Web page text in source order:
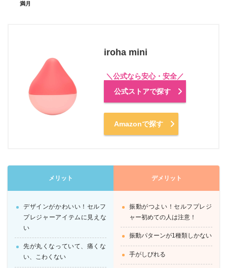
満月
iroha mini
公式ストアで探す
Amazonで探す
メリット
デザインがかわいい！セルフ
プレジャーアイテムに見えな
い
先が丸くなっていて、痛くな
い、こわくない
デメリット
振動がつよい！セルフプレジ
ャー初めての人は注意！
振動パターンが1種類しかない
手がしびれる